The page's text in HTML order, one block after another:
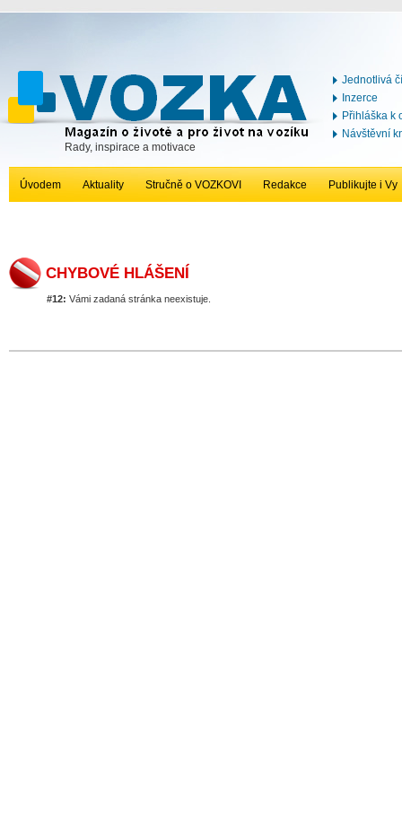
Rady, inspirace a motivace
Jednotlivá
Inzerce
Přihláška k
Návštěvní
Úvodem Aktuality Stručně o VOZKOVI Redakce Publikujte i Vy
CHYBOVÉ HLÁŠENÍ
#12: Vámi zadaná stránka neexistuje.